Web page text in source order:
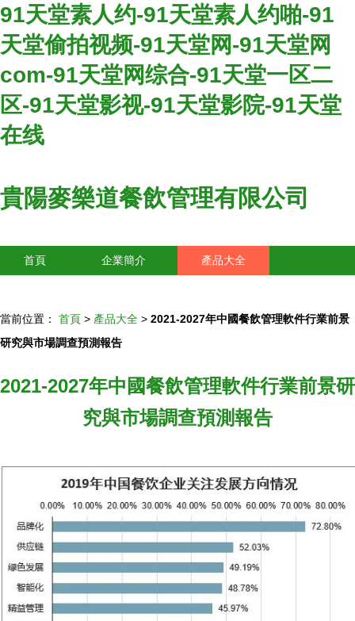
91天堂素人约-91天堂素人约啪-91
天堂偷拍视频-91天堂网-91天堂网
com-91天堂网综合-91天堂一区二
区-91天堂影视-91天堂影院-91天堂
在线
貴陽麥樂道餐飲管理有限公司
首頁 企業簡介 產品大全
當前位置： 首頁 > 產品大全 > 2021-2027年中國餐飲管理軟件行業前景
研究與市場調查預測報告
2021-2027年中國餐飲管理軟件行業前景研
究與市場調查預測報告